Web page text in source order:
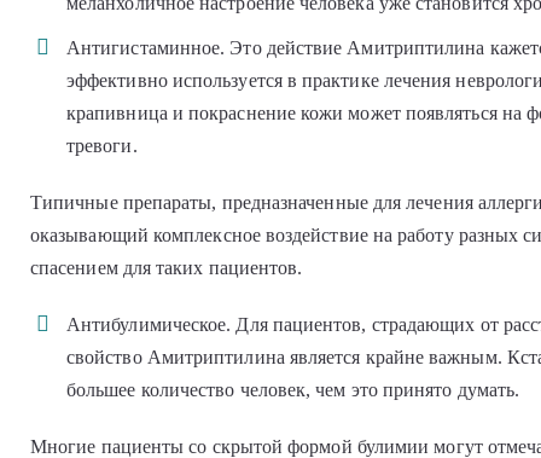
Антигистаминное. Это действие Амитриптилина
эффективно используется в практике лечения
крапивница и покраснение кожи может появляться на
тревоги.
Типичные препараты, предназначенные для лечения
оказывающий комплексное воздействие на работу разных
спасением для таких пациентов.
Антибулимическое. Для пациентов, страдающих от
свойство Амитриптилина является крайне важным.
большее количество человек, чем это принято думать.
Многие пациенты со скрытой формой булимии могут